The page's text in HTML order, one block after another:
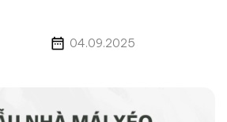
04.09.2025